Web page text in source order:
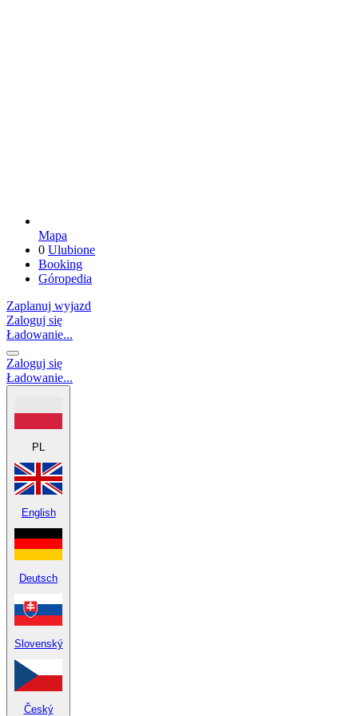
Mapa
0 Ulubione
Booking
Góropedia
Zaplanuj wyjazd
Zaloguj się
Ładowanie...
Zaloguj się
Ładowanie...
PL
English
Deutsch
Slovenský
Český